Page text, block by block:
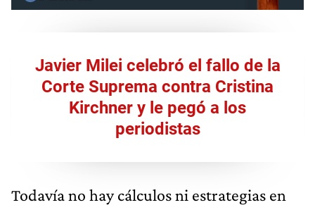
Javier Milei celebró el fallo de la
Corte Suprema contra Cristina
Kirchner y le pegó a los
periodistas
Todavía no hay cálculos ni estrategias en